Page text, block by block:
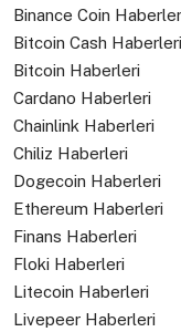
Binance Coin
Bitcoin Cash Haberleri
Bitcoin Haberleri
Cardano Haberleri
Chainlink Haberleri
Chiliz Haberleri
Dogecoin Haberleri
Ethereum Haberleri
Finans Haberleri
Floki Haberleri
Litecoin Haberleri
Livepeer Haberleri